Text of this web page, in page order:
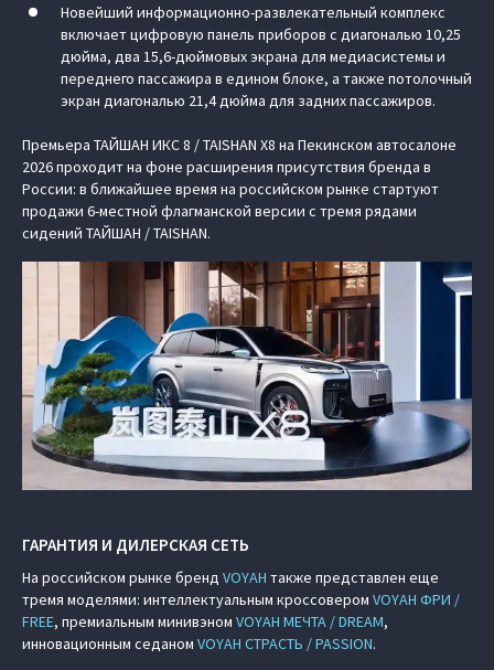
Новейший информационно-развлекательный комплекс
включает цифровую панель приборов с диагональю 10,25
дюйма, два 15,6-дюймовых экрана для медиасистемы и
переднего пассажира в едином блоке, а также потолочный
экран диагональю 21,4 дюйма для задних пассажиров.
Премьера ТАЙШАН ИКС 8 / TAISHAN X8 на Пекинском автосалоне
2026 проходит на фоне расширения присутствия бренда в
России: в ближайшее время на российском рынке стартуют
продажи 6-местной флагманской версии с тремя рядами
сидений ТАЙШАН / TAISHAN.
ГАРАНТИЯ И ДИЛЕРСКАЯ СЕТЬ
На российском рынке бренд VOYAH также представлен еще
тремя моделями: интеллектуальным кроссовером VOYAH ФРИ /
FREE, премиальным минивэном VOYAH МЕЧТА / DREAM,
инновационным седаном VOYAH СТРАСТЬ / PASSION.